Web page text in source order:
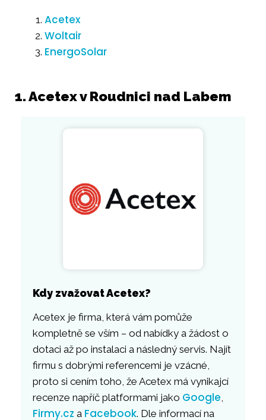
Acetex
Woltair
EnergoSolar
1. Acetex v Roudnici nad Labem
Kdy zvažovat Acetex?
Acetex je firma, která vám pomůže
kompletně se vším – od nabídky a žádost o
dotaci až po instalaci a následný servis. Najít
firmu s dobrými referencemi je vzácné,
proto si cením toho, že Acetex má vynikajcí
recenze napříč platformami jako Google
Firmy.cz a Facebook. Dle informací na